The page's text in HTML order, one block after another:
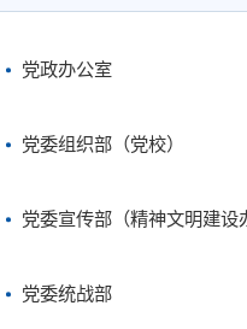
党政办公室
党委组织部（党校）
党委宣传部（精神文明建设
党委统战部